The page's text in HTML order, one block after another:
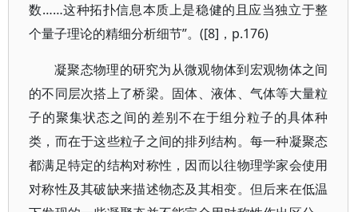
数……这种拓扑信息本质上是稳健的且应当独立于整
个量子理论的精细分析细节”。([8]，p.176)
凝聚态物理的研究为从微观物体到宏观物体之间
的不同层次搭上了桥梁。固体、液体、气体等大量粒
子的聚集状态之间的差别不在于组分粒子的具体种
类，而在于这些粒子之间的排列结构。每一种凝聚态
都满足特定的结构对称性，因而以往物理学家会使用
对称性及其破缺来描述物态及其相变。但后来在低温